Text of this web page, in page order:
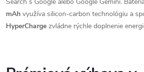
mAh využíva silicon-carbon technológiu a
HyperCharge zvládne rýchle doplnenie